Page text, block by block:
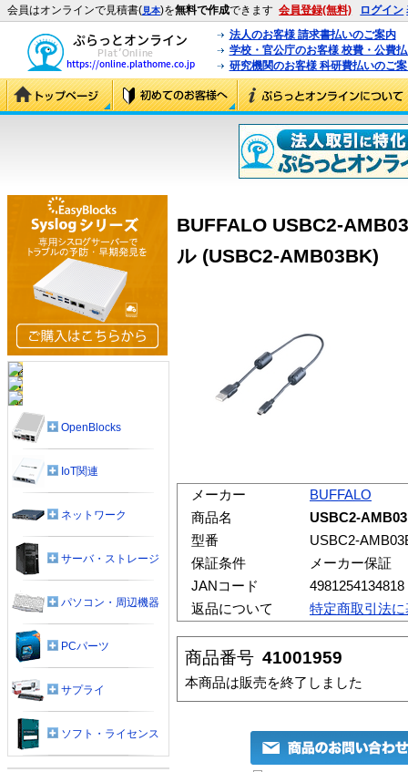
会員はオンラインで見積書(見本)を無料で作成できます 会員登録(無料) ログイン
法人のお客様 請求書払いのご案内
学校・官公庁のお客様 校費・公費
研究機関のお客様 科研費払いのご
BUFFALO USBC2-
ル (USBC2-AMB03BK)
メーカー
BUFFALO
商品名
USBC2-
型番
USBC2-
保証条件
メーカー保証
JANコード
4981254134818
返品について
特定商取引法
商品番号 41001959
本商品は販売を終了しました
OpenBlocks
IoT関連
ネットワーク
サーバ・ストレージ
パソコン・周辺機器
PCパーツ
サプライ
ソフト・ライセンス